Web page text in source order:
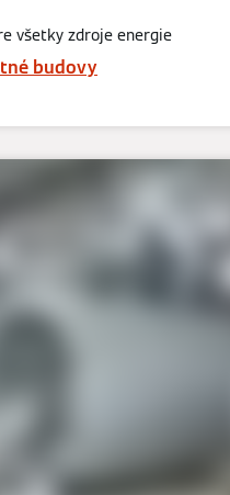
všetky zdroje energie
budovy